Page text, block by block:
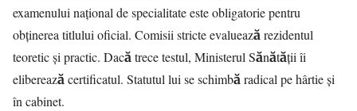
examenului național de specialitate este obligatorie pentru
obținerea titlului oficial. Comisii stricte evaluează rezidentul
teoretic și practic. Dacă trece testul, Ministerul Sănătății îi
eliberează certificatul. Statutul lui se schimbă radical pe hârtie și
în cabinet.